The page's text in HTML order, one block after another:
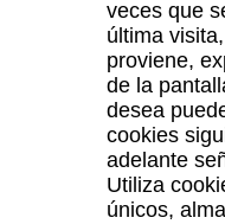
veces que
última
proviene,
de la
desea
cookies
adelante
Utiliza
únicos,